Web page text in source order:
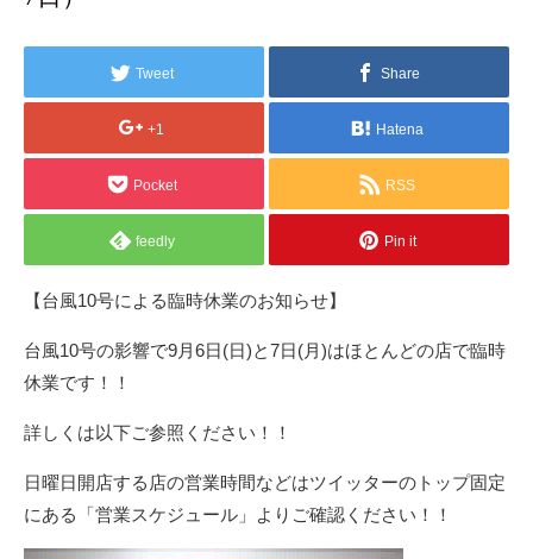
Tweet Share
+1 Hatena
Pocket RSS
feedly Pin it
【台風10号による臨時休業のお知らせ】
台風10号の影響で9月6日(日)と7日(月)はほとんどの店で臨時
休業です！！
詳しくは以下ご参照ください！！
日曜日開店する店の営業時間などはツイッターのトップ固定
にある「営業スケジュール」よりご確認ください！！